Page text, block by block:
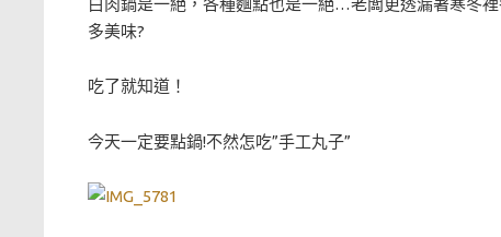
多美味?
吃了就知道！
今天一定要點鍋!不然怎吃”手工丸子”